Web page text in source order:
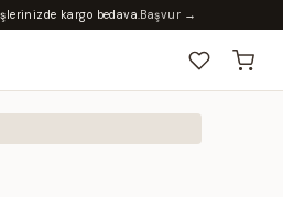
kargo bedava.Başvur →